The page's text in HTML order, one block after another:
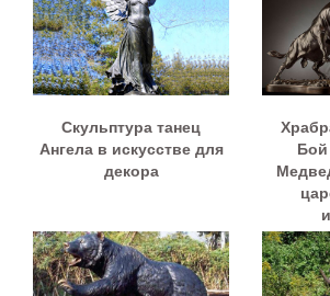
Скульптура танец
Ангела в искусстве для
декора